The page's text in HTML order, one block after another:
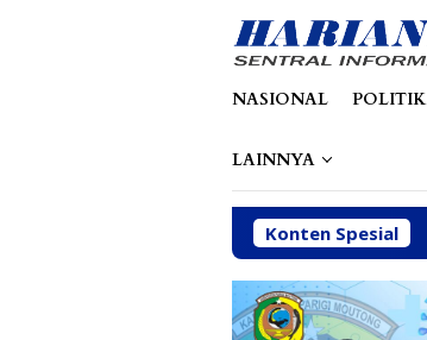
NASIONAL POLITIK
LAINNYA
Konten Spesial